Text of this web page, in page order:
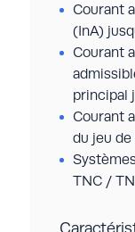
Courant
(InA)
Courant
principal
Courant
du jeu de
TNC /